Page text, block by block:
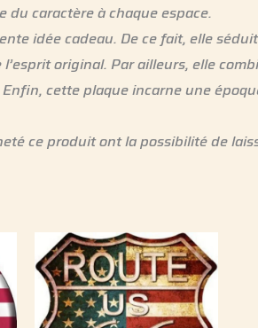
caractère à chaque espace.
idée cadeau. De ce fait, elle
original. Par ailleurs, elle
cette plaque incarne une
ce produit ont la possibilité de